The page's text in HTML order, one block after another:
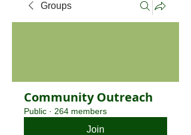
Groups
Community Outreach
Public · 264 members
Join